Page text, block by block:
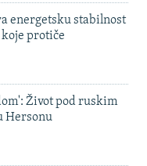
energetsku stabilnost
protiče
Život pod ruskim
Hersonu